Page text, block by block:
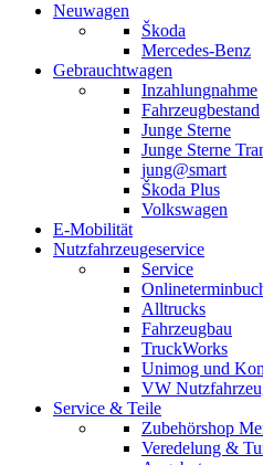
Neuwagen
Škoda
Mercedes-Benz
Gebrauchtwagen
Inzahlungnahme
Fahrzeugbestand
Junge Sterne
Junge Sterne
jung@smart
Škoda Plus
Volkswagen
E-Mobilität
Nutzfahrzeugeservice
Service
Alltrucks
Fahrzeugbau
TruckWorks
Unimog und
VW
Service & Teile
Zubehörshop
Veredelung &